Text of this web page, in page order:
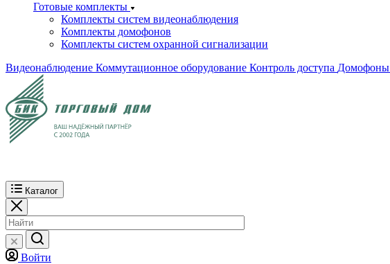
Готовые комплекты
Комплекты систем видеонаблюдения
Комплекты домофонов
Комплекты систем охранной сигнализации
Видеонаблюдение Коммутационное оборудование Контроль доступа Домофоны
Каталог
Войти